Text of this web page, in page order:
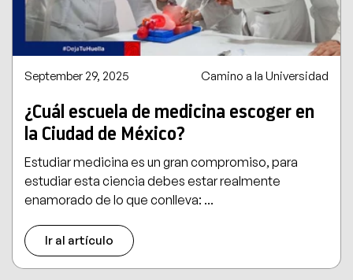
September 29, 2025 Camino a la Universidad
¿Cuál escuela de medicina escoger en
la Ciudad de México?
Estudiar medicina es un gran compromiso, para
estudiar esta ciencia debes estar realmente
enamorado de lo que conlleva: ...
Ir al artículo